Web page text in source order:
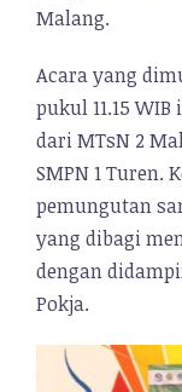
Malang.
Acara yang
pukul 11.15
dari MTsN 2
SMPN 1 Turen.
pemungutan
yang dibagi
dengan
Pokja.